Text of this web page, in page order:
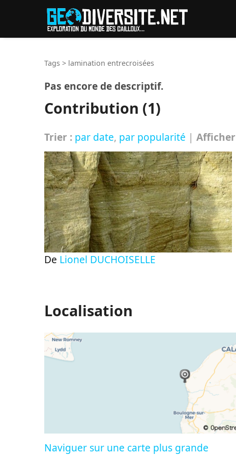
Tags > lamination entrecroisées
Pas encore de descriptif.
Contribution (1)
Trier : par date, par popularité | Afficher
De Lionel DUCHOISELLE
Localisation
Naviguer sur une carte plus grande